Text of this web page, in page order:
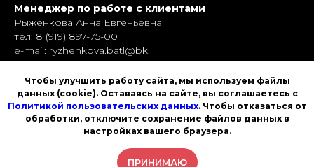
Менеджер по работе с клиентами
Рыженкова Анна Евгеньевна
тел: 8 (919) 897-75-00
e-mail: ryzhenkova.batl@bk.
Политика конфиденциальности
Политика пользовательских данных
Конгрессно-выставочный центр
Чтобы улучшить работу сайта, мы используем файлы
данных (cookie). Оставаясь на сайте, вы соглашаетесь с
Политикой пользовательских данных. Чтобы отказаться от
обработки, отключите сохранение файлов данных в
настройках вашего браузера.
ПРИНИМАЮ